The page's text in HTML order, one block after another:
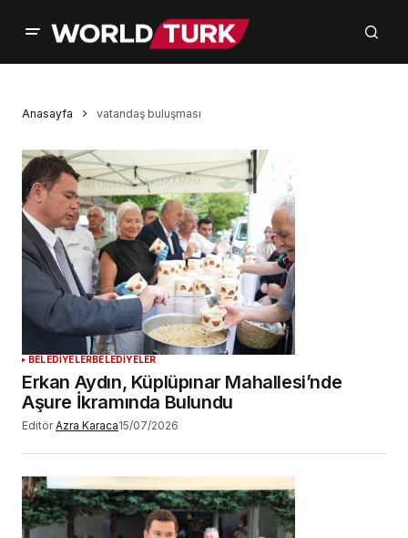
Anasayfa vatandaş buluşması
BELEDİYELERBELEDİYELER
Erkan Aydın, Küplüpınar Mahallesi’nde
Aşure İkramında Bulundu
Editör Azra Karaca15/07/2026